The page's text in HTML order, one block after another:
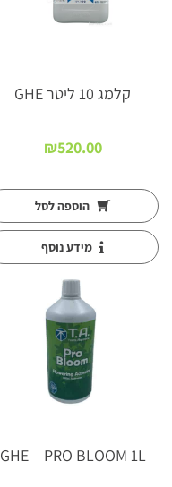
קלמג 10 ליטר GHE
₪520.00
הוספה לסל
מידע נוסף
GHE – PRO BLOOM 1L